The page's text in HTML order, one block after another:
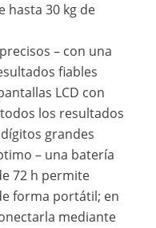
hasta 30 kg de
– con una
fiables
LCD con
los resultados
grandes
– una batería
72 h permite
forma portátil; en
mediante